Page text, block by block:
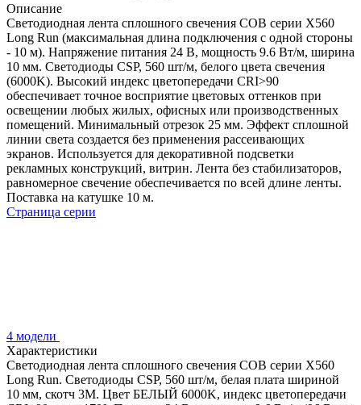
Описание
Светодиодная лента сплошного свечения COB серии X560
Long Run (максимальная длина подключения с одной стороны
- 10 м). Напряжение питания 24 В, мощность 9.6 Вт/м, ширина
10 мм. Светодиоды CSP, 560 шт/м, белого цвета свечения
(6000K). Высокий индекс цветопередачи CRI>90
обеспечивает точное восприятие цветовых оттенков при
освещении любых жилых, офисных или производственных
помещений. Минимальный отрезок 25 мм. Эффект сплошной
линии света создается без применения рассеивающих
экранов. Используется для декоративной подсветки
рекламных конструкций, витрин. Лента без стабилизаторов,
равномерное свечение обеспечивается по всей длине ленты.
Поставка на катушке 10 м.
Страница серии
4 модели
Характеристики
Светодиодная лента сплошного свечения COB серии X560
Long Run. Светодиоды CSP, 560 шт/м, белая плата шириной
10 мм, скотч 3M. Цвет БЕЛЫЙ 6000K, индекс цветопередачи